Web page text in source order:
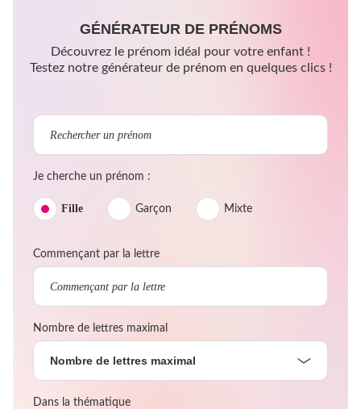
GÉNÉRATEUR DE PRÉNOMS
Découvrez le prénom idéal pour votre enfant !
Testez notre générateur de prénom en quelques clics !
Je cherche un prénom :
Fille Garçon Mixte
Commençant par la lettre
Nombre de lettres maximal
Nombre de lettres maximal
Dans la thématique